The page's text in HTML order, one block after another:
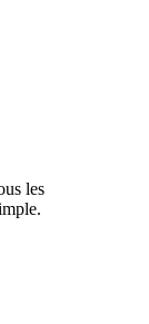
les